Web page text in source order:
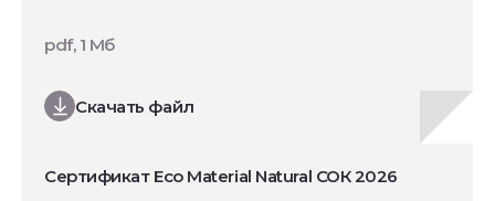
Скачать файл
pdf, 1 Мб
Сертификат Eco Material Natural СОК 2026